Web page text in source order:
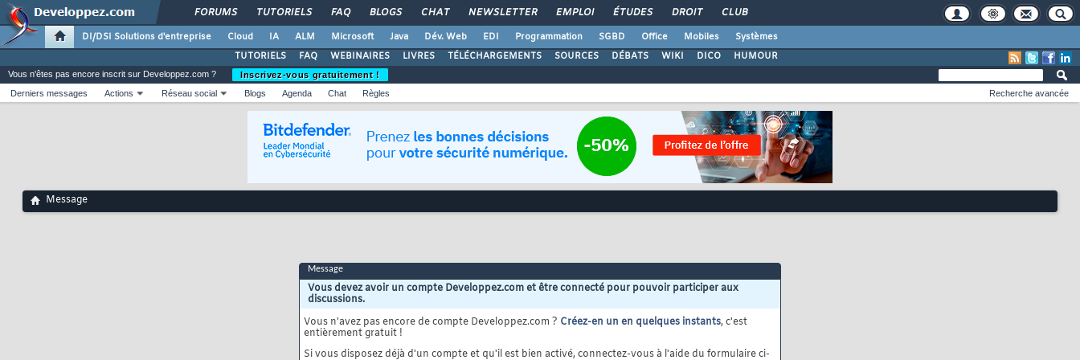
FORUMS TUTORIELS FAQ BLOGS CHAT NEWSLETTER EMPLOI ÉTUDES DROIT CLUB
DI/DSI Solutions d'entreprise Cloud IA ALM Microsoft Java Dév. Web EDI Programmation SGBD Office Mobiles
Systèmes
TUTORIELS
FAQ WEBINAIRES LIVRES TÉLÉCHARGEMENTS SOURCES DÉBATS WIKI DICO HUMOUR
Vous n'êtes pas encore inscrit sur Developpez.com ?
Inscrivez-vous gratuitement !
Derniers messages
Actions Réseau social Blogs Agenda Chat Règles Recherche avancée
Message
Message
Vous devez avoir un compte Developpez.com et être connecté pour pouvoir participer aux
discussions.
Vous n'avez pas encore de compte Developpez.com ? Créez-en un en quelques instants, c'est
entièrement gratuit !
Si vous disposez déjà d'un compte et qu'il est bien activé, connectez-vous à l'aide du formulaire ci-